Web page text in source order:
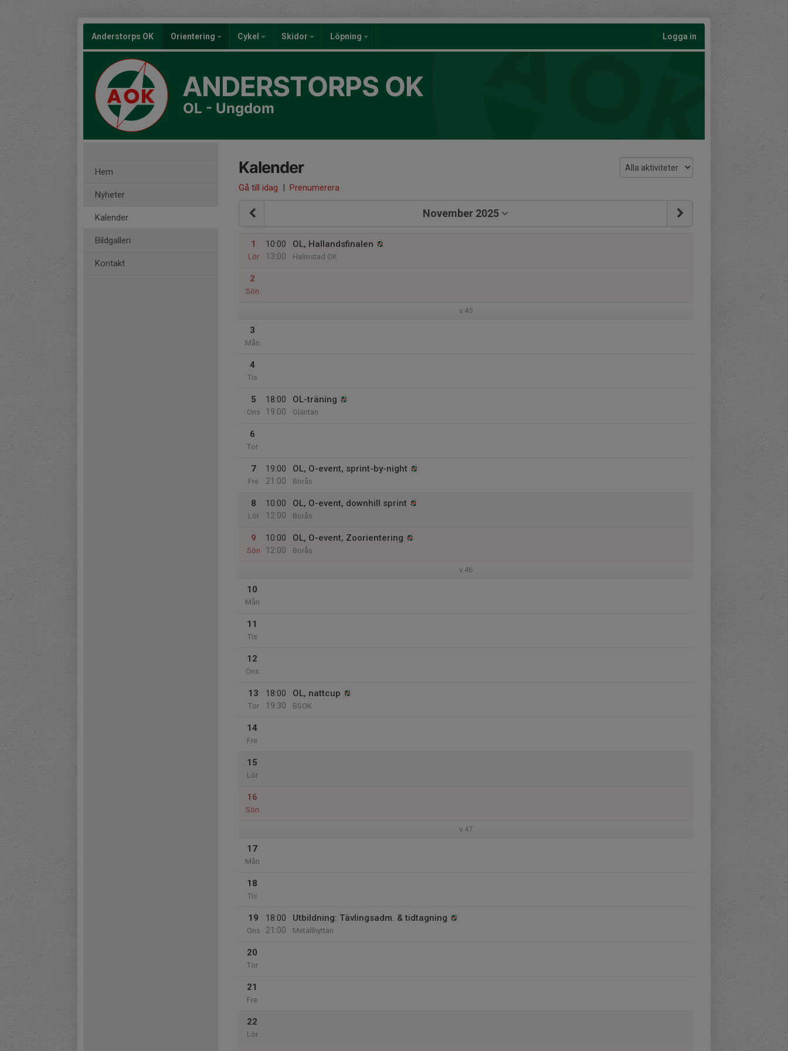
Anderstorps OK Orientering Cykel Skidor Löpning Logga in
ANDERSTORPS OK
OL - Ungdom
Hem
Nyheter
Kalender
Bildgalleri
Kontakt
Kalender
Gå till idag | Prenumerera
November 2025
1
Lör
10:00
13:00
OL, Hallandsfinalen
Halmstad OK
2
Sön
v.45
3
Mån
4
Tis
5
Ons
18:00
19:00
OL-träning
Gläntan
6
Tor
7
Fre
19:00
21:00
OL, O-event, sprint-by-night
Borås
8
Lör
10:00
12:00
OL, O-event, downhill sprint
Borås
9
Sön
10:00
12:00
OL, O-event, Zoorientering
Borås
v.46
10
Mån
11
Tis
12
Ons
13
Tor
18:00
19:30
OL, nattcup
BSOK
14
Fre
15
Lör
16
Sön
v.47
17
Mån
18
Tis
19
Ons
18:00
21:00
Utbildning: Tävlingsadm. & tidtagning
Metallhyttan
20
Tor
21
Fre
22
Lör